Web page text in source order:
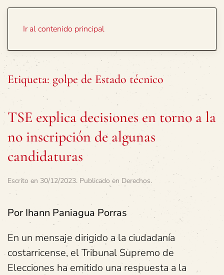
Ir al contenido principal
Etiqueta: golpe de Estado técnico
TSE explica decisiones en torno a la
no inscripción de algunas
candidaturas
Escrito en 30/12/2023. Publicado en Derechos.
Por Ihann Paniagua Porras
En un mensaje dirigido a la ciudadanía
costarricense, el Tribunal Supremo de
Elecciones ha emitido una respuesta a la